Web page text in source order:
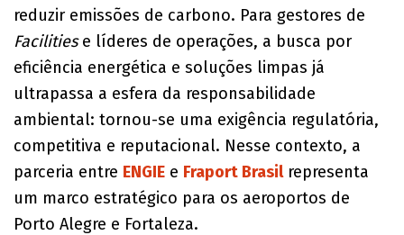
reduzir emissões de carbono. Para gestores de
Facilitiese líderes de operações, a busca por
eficiência energética e soluções limpas já
ultrapassa a esfera da responsabilidade
ambiental: tornou-se uma exigência regulatória,
competitiva e reputacional. Nesse contexto, a
parceria entre ENGIE e Fraport Brasilrepresenta
um marco estratégico para os aeroportos de
Porto Alegre e Fortaleza.